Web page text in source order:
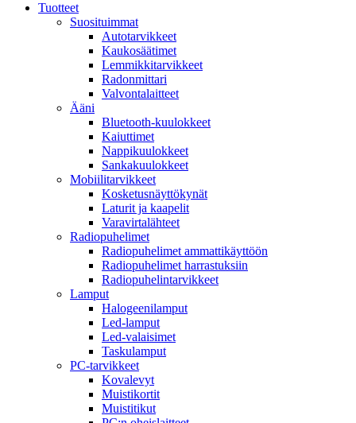
Tuotteet
Suosituimmat
Autotarvikkeet
Kaukosäätimet
Lemmikkitarvikkeet
Radonmittari
Valvontalaitteet
Ääni
Bluetooth-kuulokkeet
Kaiuttimet
Nappikuulokkeet
Sankakuulokkeet
Mobiilitarvikkeet
Kosketusnäyttökynät
Laturit ja kaapelit
Varavirtalähteet
Radiopuhelimet
Radiopuhelimet ammattikäyttöön
Radiopuhelimet harrastuksiin
Radiopuhelintarvikkeet
Lamput
Halogeenilamput
Led-lamput
Led-valaisimet
Taskulamput
PC-tarvikkeet
Kovalevyt
Muistikortit
Muistitikut